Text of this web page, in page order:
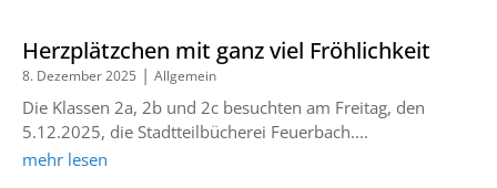
Herzplätzchen mit ganz viel Fröhlichkeit
8. Dezember 2025 | Allgemein
Die Klassen 2a, 2b und 2c besuchten am Freitag, den
5.12.2025, die Stadtteilbücherei Feuerbach....
mehr lesen